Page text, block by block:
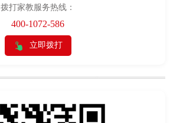
拨打家教服务热线：
400-1072-586
立即拨打